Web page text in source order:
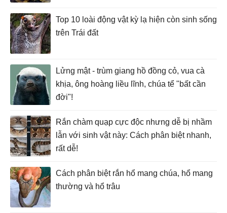
Top 10 loài động vật kỳ lạ hiện còn sinh sống
trên Trái đất
Lửng mật - trùm giang hồ đồng cỏ, vua cà
khịa, ông hoàng liều lĩnh, chúa tể "bất cần
đời"!
Rắn chàm quạp cực độc nhưng dễ bị nhầm
lẫn với sinh vật này: Cách phân biệt nhanh,
rất dễ!
Cách phân biệt rắn hổ mang chúa, hổ mang
thường và hổ trâu